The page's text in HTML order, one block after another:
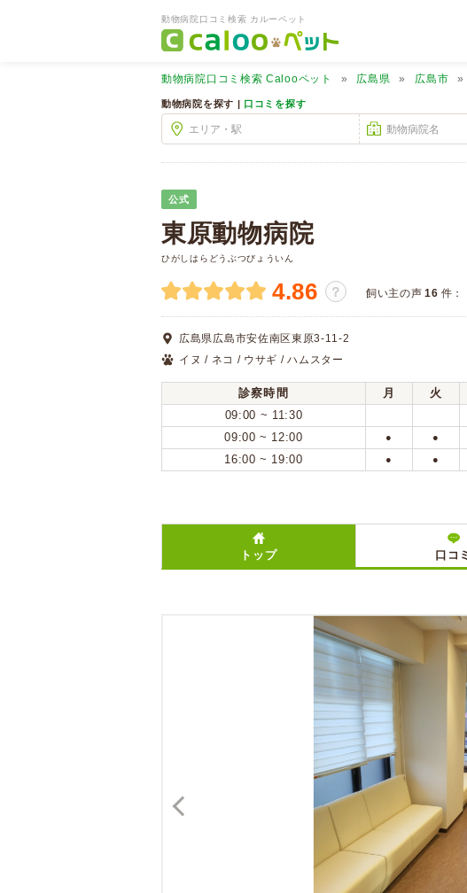
動物病院口コミ検索 カルーペット
動物病院口コミ検索 Calooペット 広島県 広島市
動物病院を探す | 口コミを探す
公式
東原動物病院
ひがしはらどうぶつびょういん
4.86 ？ 飼い主の声 16 件：
広島県広島市安佐南区東原3-11-2
イヌ / ネコ / ウサギ / ハムスター
診察時間 月 火
09:00 ~ 11:30
09:00 ~ 12:00 ● ●
16:00 ~ 19:00 ● ●
トップ 口コミ